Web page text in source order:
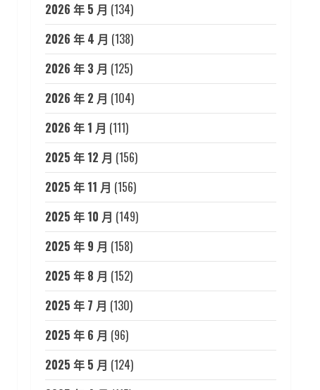
2026 年 5 月 (134)
2026 年 4 月 (138)
2026 年 3 月 (125)
2026 年 2 月 (104)
2026 年 1 月 (111)
2025 年 12 月 (156)
2025 年 11 月 (156)
2025 年 10 月 (149)
2025 年 9 月 (158)
2025 年 8 月 (152)
2025 年 7 月 (130)
2025 年 6 月 (96)
2025 年 5 月 (124)